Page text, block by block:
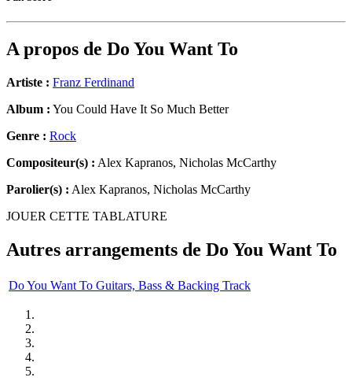
A propos de Do You Want To
Artiste : Franz Ferdinand
Album : You Could Have It So Much Better
Genre : Rock
Compositeur(s) : Alex Kapranos, Nicholas McCarthy
Parolier(s) : Alex Kapranos, Nicholas McCarthy
JOUER CETTE TABLATURE
Autres arrangements de Do You Want To
Do You Want To Guitars, Bass & Backing Track